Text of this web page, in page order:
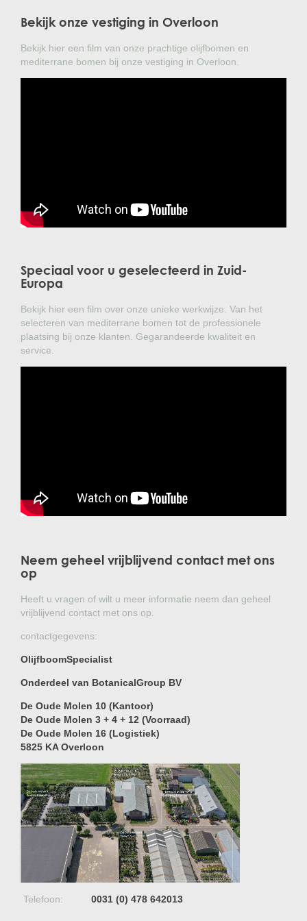
Bekijk onze vestiging in Overloon
Bekijk hier een film van onze prachtige olijfbomen en
mediterrane bomen bij onze vestiging in Overloon.
Speciaal voor u geselecteerd in Zuid-
Europa
Bekijk hier een film over onze unieke werkwijze. Van het
selecteren van mediterrane bomen tot de professionele
plaatsing bij onze klanten. Gegarandeerde kwaliteit en
service.
Neem geheel vrijblijvend contact met ons
op
Heeft u vragen of wilt u meer informatie neem dan geheel
vrijblijvend contact met ons op.
contactgegevens:
OlijfboomSpecialist
Onderdeel van BotanicalGroup BV
De Oude Molen 10 (Kantoor)
De Oude Molen 3 + 4 + 12 (Voorraad)
De Oude Molen 16 (Logistiek)
5825 KA Overloon
Telefoon: 0031 (0) 478 642013